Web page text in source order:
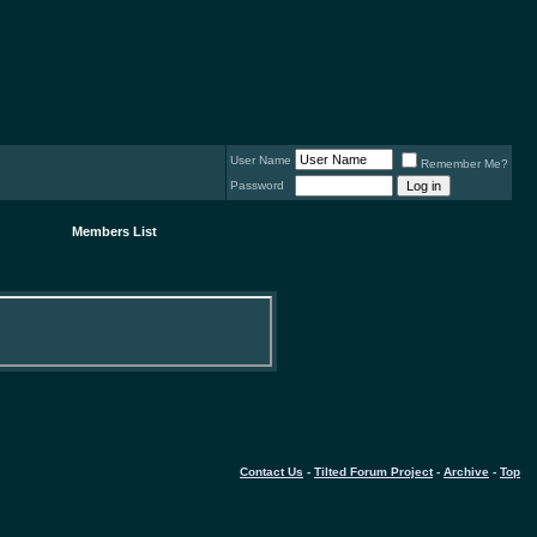
User Name
Remember Me?
Password
Members List
Contact Us - Tilted Forum Project- Archive - Top